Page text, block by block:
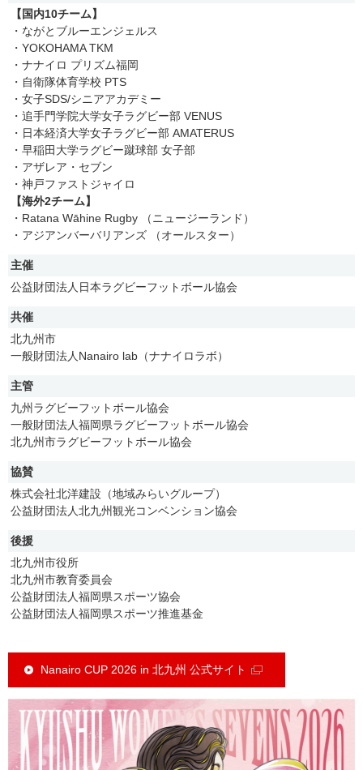
【国内10チーム】
・ながとブルーエンジェルス
・YOKOHAMA TKM
・ナナイロ プリズム福岡
・自衛隊体育学校 PTS
・女子SDS/シニアアカデミー
・追手門学院大学女子ラグビー部 VENUS
・日本経済大学女子ラグビー部 AMATERUS
・早稲田大学ラグビー蹴球部 女子部
・アザレア・セブン
・神戸ファストジャイロ
【海外2チーム】
・Ratana Wāhine Rugby （ニュージーランド）
・アジアンバーバリアンズ （オールスター）
主催
公益財団法人日本ラグビーフットボール協会
共催
北九州市
一般財団法人Nanairo lab（ナナイロラボ）
主管
九州ラグビーフットボール協会
一般財団法人福岡県ラグビーフットボール協会
北九州市ラグビーフットボール協会
協賛
株式会社北洋建設（地域みらいグループ）
公益財団法人北九州観光コンベンション協会
後援
北九州市役所
北九州市教育委員会
公益財団法人福岡県スポーツ協会
公益財団法人福岡県スポーツ推進基金
Nanairo CUP 2026 in 北九州 公式サイト